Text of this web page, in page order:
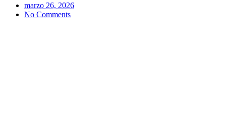
marzo 26, 2026
No Comments